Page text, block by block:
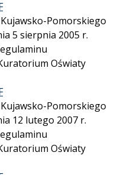
Pomorskiego
5 sierpnia 2005 r.
Oświaty
Pomorskiego
12 lutego 2007 r.
Oświaty